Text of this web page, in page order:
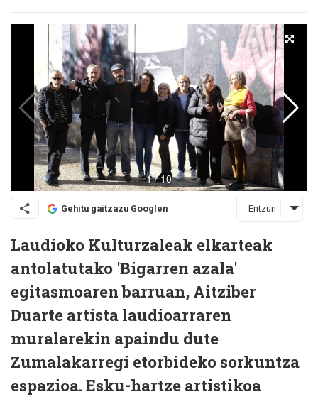
Gehitu gaitzazu Googlen Entzun
Laudioko Kulturzaleak elkarteak
antolatutako 'Bigarren azala'
egitasmoaren barruan, Aitziber
Duarte artista laudioarraren
muralarekin apaindu dute
Zumalakarregi etorbideko sorkuntza
espazioa. Esku-hartze artistikoa